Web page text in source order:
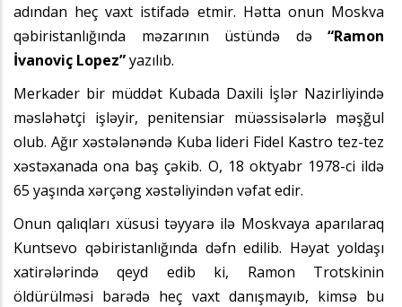
adından heç vaxt istifadə etmir. Hətta onun Moskva
qəbiristanlığında məzarının üstündə də “Ramon
İvanoviç Lopez”yazılıb.
Merkader bir müddət Kubada Daxili İşlər Nazirliyində
məsləhətçi işləyir, penitensiar müəssisələrlə məşğul
olub. Ağır xəstələnəndə Kuba lideri Fidel Kastro tez-tez
xəstəxanada ona baş çəkib. O, 18 oktyabr 1978-ci ildə
65 yaşında xərçəng xəstəliyindən vəfat edir.
Onun qalıqları xüsusi təyyarə ilə Moskvaya aparılaraq
Kuntsevo qəbiristanlığında dəfn edilib. Həyat yoldaşı
xatirələrində qeyd edib ki, Ramon Trotskinin
öldürülməsi barədə heç vaxt danışmayıb, kimsə bu